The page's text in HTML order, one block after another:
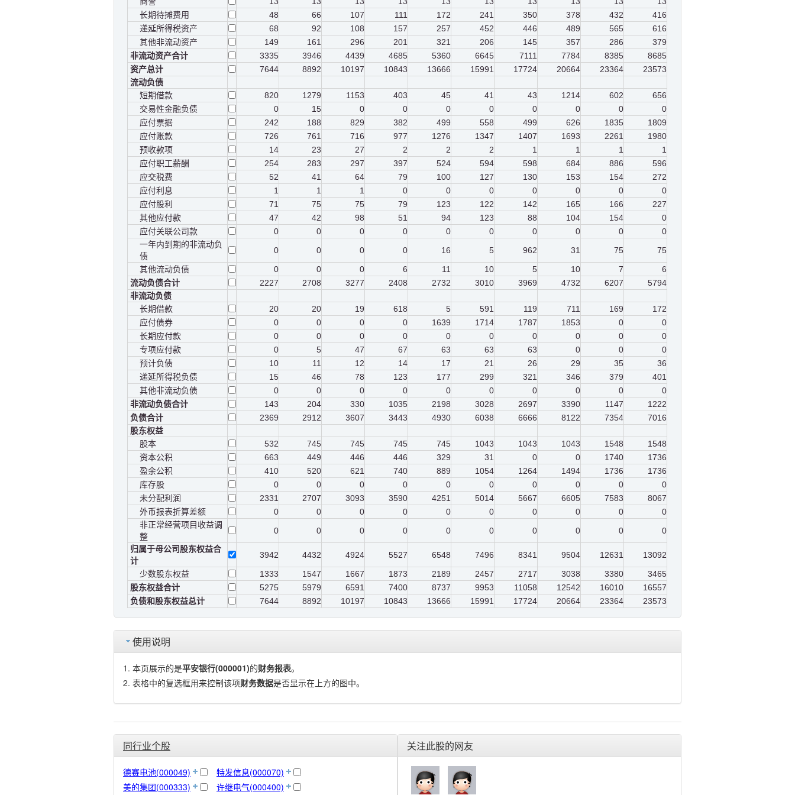
长期待摊费用
48 66 107 111 172 241 350 378 432
416
递延所得税资产
68 92 108 157 257 452 446 489 565
616
其他非流动资产
149 161 296 201 321 206 145 357 286
379
非流动资产合计
3335 3946 4439 4685 5360 6645 7111 7784 8385
8685
资产总计
7644 8892 10197 10843 13666 15991 17724 20664 23364
23573
流动负债
短期借款
820 1279 1153 403 45 41 43 1214 602
656
交易性金融负债
0 15 0 0 0 0 0 0 0
0
应付票据
242 188 829 382 499 558 499 626 1835
1809
应付账款
726 761 716 977 1276 1347 1407 1693 2261
1980
预收款项
14 23 27 2 2 2 1 1 1
1
应付职工薪酬
254 283 297 397 524 594 598 684 886
596
应交税费
52 41 64 79 100 127 130 153 154
272
应付利息
1 1 1 0 0 0 0 0 0
0
应付股利
71 75 75 79 123 122 142 165 166
227
其他应付款
47 42 98 51 94 123 88 104 154
0
应付关联公司款
0 0 0 0 0 0 0 0 0
0
一年内到期的非流动负
债
0 0 0 0 16 5 962 31 75
75
其他流动负债
0 0 0 6 11 10 5 10 7
6
流动负债合计
2227 2708 3277 2408 2732 3010 3969 4732 6207
5794
非流动负债
长期借款
20 20 19 618 5 591 119 711 169
172
应付债券
0 0 0 0 1639 1714 1787 1853 0
0
长期应付款
0 0 0 0 0 0 0 0 0
0
专项应付款
0 5 47 67 63 63 63 0 0
0
预计负债
10 11 12 14 17 21 26 29 35
36
递延所得税负债
15 46 78 123 177 299 321 346 379
401
其他非流动负债
0 0 0 0 0 0 0 0 0
0
非流动负债合计
143 204 330 1035 2198 3028 2697 3390 1147
1222
负债合计
2369 2912 3607 3443 4930 6038 6666 8122 7354
7016
股东权益
股本
532 745 745 745 745 1043 1043 1043 1548
1548
资本公积
663 449 446 446 329 31 0 0 1740
1736
盈余公积
410 520 621 740 889 1054 1264 1494 1736
1736
库存股
0 0 0 0 0 0 0 0 0
0
未分配利润
2331 2707 3093 3590 4251 5014 5667 6605 7583
8067
外币报表折算差额
0 0 0 0 0 0 0 0 0
0
非正常经营项目收益调
整
0 0 0 0 0 0 0 0 0
0
归属于母公司股东权益合
计
3942 4432 4924 5527 6548 7496 8341 9504 12631
13092
少数股东权益
1333 1547 1667 1873 2189 2457 2717 3038 3380
3465
股东权益合计
5275 5979 6591 7400 8737 9953 11058 12542 16010
16557
负债和股东权益总计
7644 8892 10197 10843 13666 15991 17724 20664 23364 23573
使用说明
本页展示的是平安银行(000001)的财务报表。
表格中的复选框用来控制该项财务数据是否显示在上方的图中。
同行业个股
德赛电池(000049)
特发信息(000070)
美的集团(000333)
许继电气(000400)
关注此股的网友